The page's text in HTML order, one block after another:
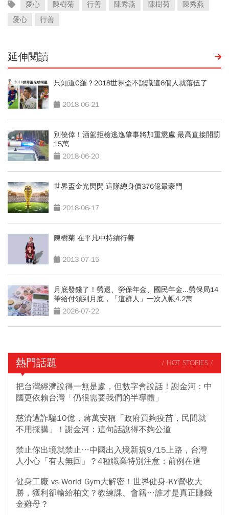
愛心 陳樹菊 行善 陳秀燕 陳樹菊
陳秀燕
愛心
行善
延伸閱讀
只知道C羅？2018世界盃不認識這6個人就落伍了
2018-06-21
別僥倖！酒駕拒檢逃逸肇事將加重懲處 最高直接開罰
15萬
2018-06-20
世界盃金光閃閃 這隊總身價376億最豪門
2018-06-17
陳樹菊 在平凡中持續行善
2013-07-15
月底發錢了！勞退、勞保年金、國民年金...勞保局14
筆給付領到月底，「這群人」一次入帳4.2萬
2026-07-22
熱門話題 / HOT STORIES /
把台灣經濟說得一無是處，但數字會說話！謝金河：中
國更依賴台灣「仍很需要我們的半導體」
慈濟遭詐騙10億，蔣萬安稱「政府買夠疫苗，民間就
不用採購」！謝金河：這句話說得不夠公道
禁止你出境就禁止…中國出入境新規9/15上路，台灣
人小心「有去無回」？4種職業特別注意：前例在這
健身工廠 vs World Gym大解密！世界健身-KY營收大
勝，獲利卻輸給柏文？教練課、會籍…誰才是真正賺錢
金雞母？